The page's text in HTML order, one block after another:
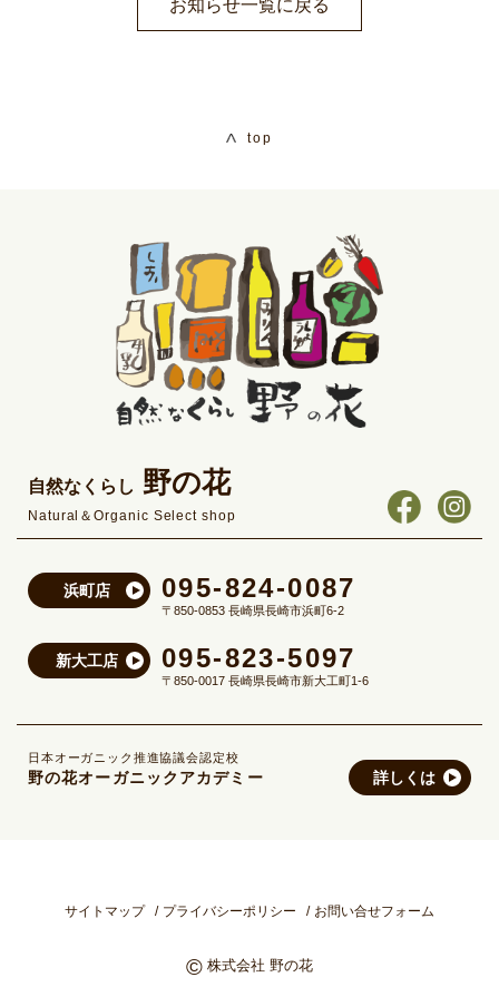
お知らせ一覧に戻る
top
自然なくらし 野の花
Natural＆Organic Select shop
浜町店 095-824-0087
〒850-0853 長崎県長崎市浜町6-2
新大工店 095-823-5097
〒850-0017 長崎県長崎市新大工町1-6
日本オーガニック推進協議会認定校
野の花オーガニックアカデミー 詳しくは
サイトマップ プライバシーポリシー お問い合せフォーム
© 株式会社 野の花